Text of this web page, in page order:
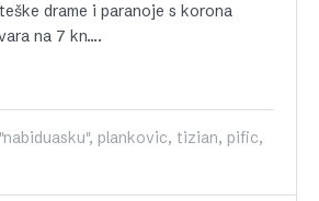
drame i paranoje s korona
na 7 kn….
plankovic, tizian, pific,